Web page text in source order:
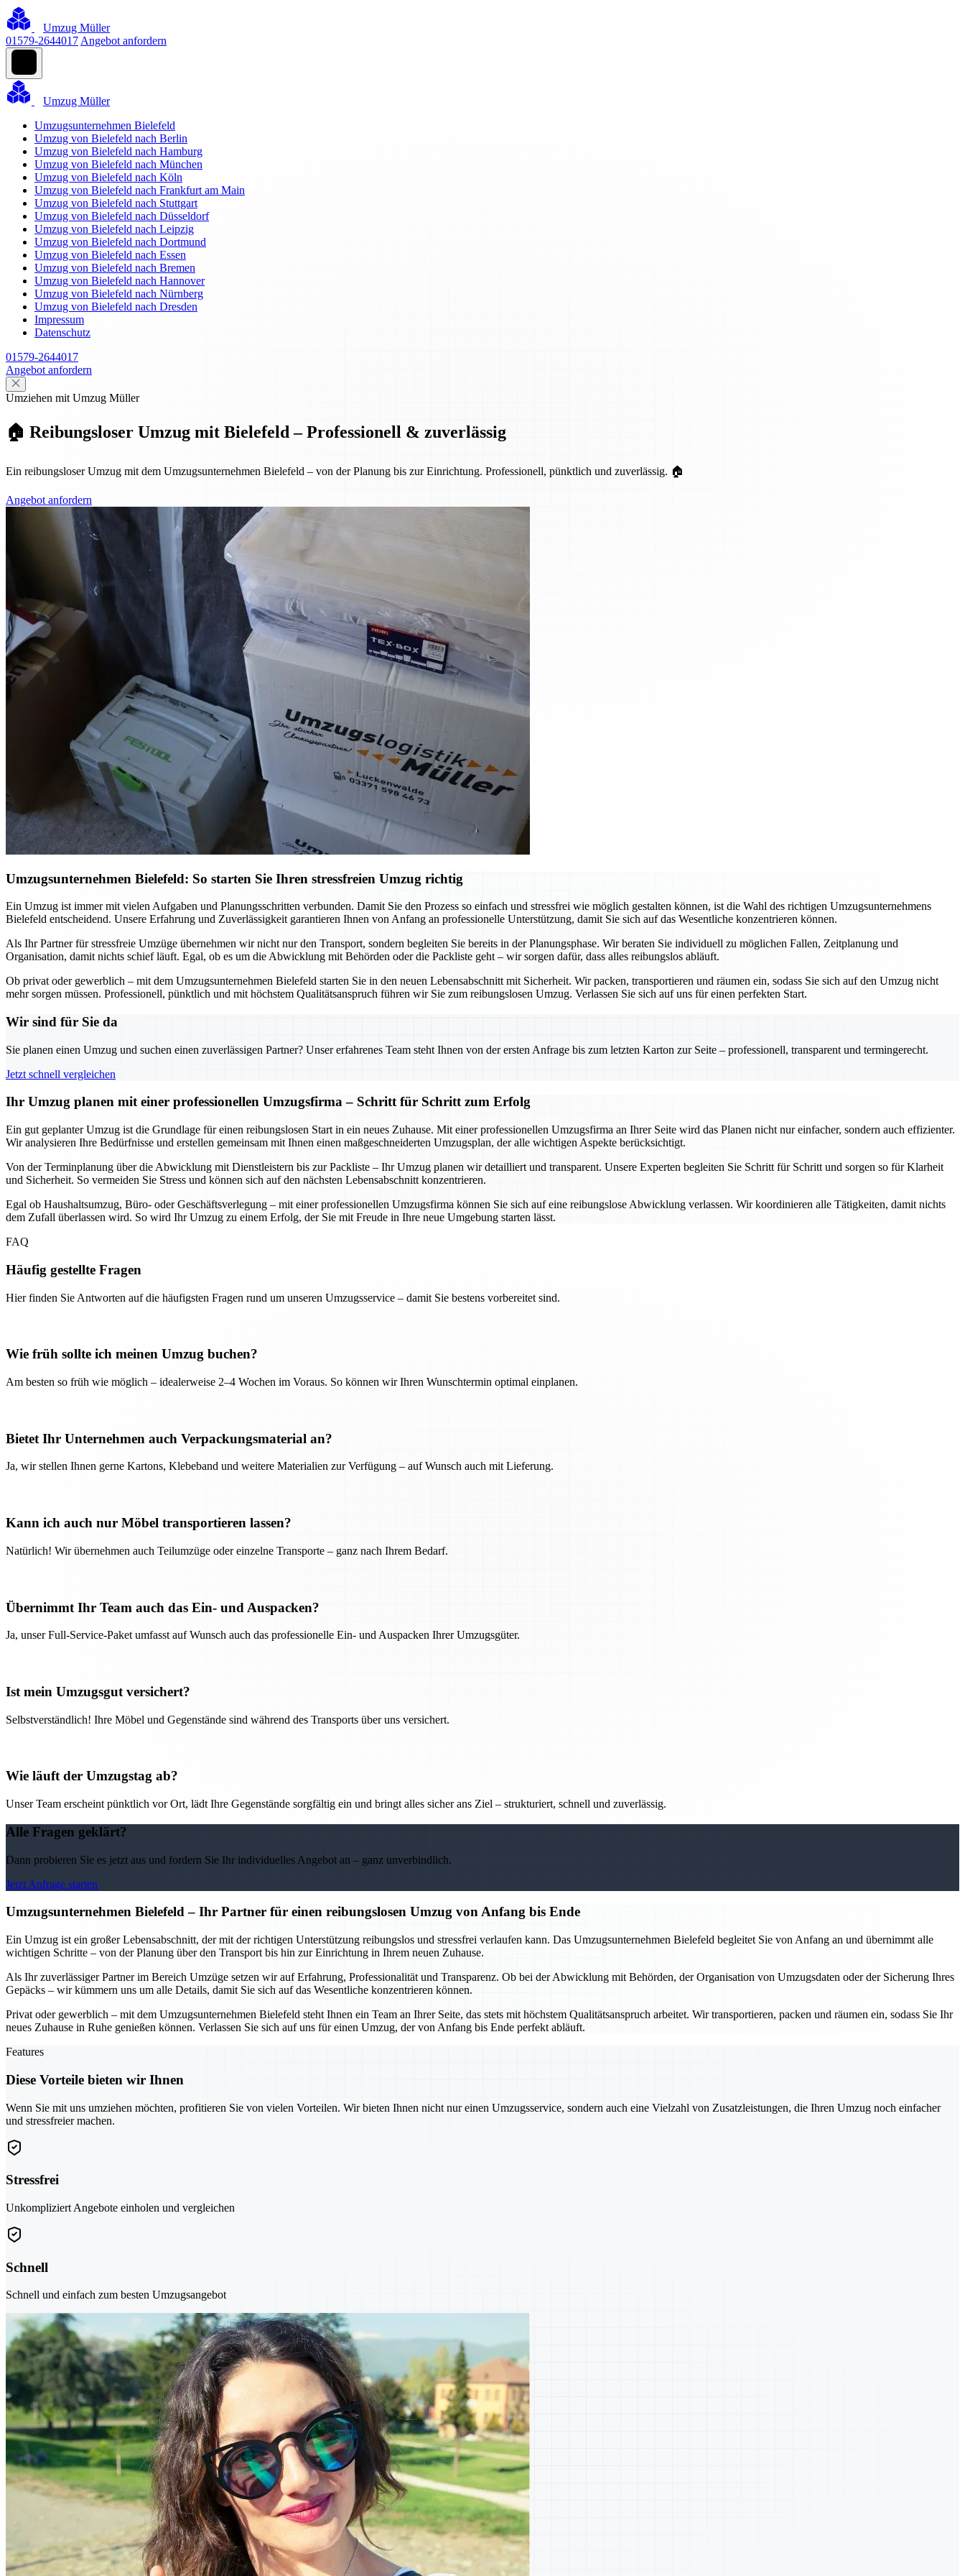
Umzug Müller
01579-2644017 Angebot anfordern
Umzug Müller
Umzugsunternehmen Bielefeld
Umzug von Bielefeld nach Berlin
Umzug von Bielefeld nach Hamburg
Umzug von Bielefeld nach München
Umzug von Bielefeld nach Köln
Umzug von Bielefeld nach Frankfurt am Main
Umzug von Bielefeld nach Stuttgart
Umzug von Bielefeld nach Düsseldorf
Umzug von Bielefeld nach Leipzig
Umzug von Bielefeld nach Dortmund
Umzug von Bielefeld nach Essen
Umzug von Bielefeld nach Bremen
Umzug von Bielefeld nach Hannover
Umzug von Bielefeld nach Nürnberg
Umzug von Bielefeld nach Dresden
Impressum
Datenschutz
01579-2644017
Angebot anfordern
Umziehen mit Umzug Müller
🏠 Reibungsloser Umzug mit Bielefeld – Professionell & zuverlässig
Ein reibungsloser Umzug mit dem Umzugsunternehmen Bielefeld – von der Planung bis zur Einrichtung. Professionell, pünktlich und zuverlässig. 🏠
Angebot anfordern
Umzugsunternehmen Bielefeld: So starten Sie Ihren stressfreien Umzug richtig
Ein Umzug ist immer mit vielen Aufgaben und Planungsschritten verbunden. Damit Sie den Prozess so einfach und stressfrei wie möglich gestalten können, ist die Wahl des richtigen Umzugsunternehmens
Bielefeld entscheidend. Unsere Erfahrung und Zuverlässigkeit garantieren Ihnen von Anfang an professionelle Unterstützung, damit Sie sich auf das Wesentliche konzentrieren können.
Als Ihr Partner für stressfreie Umzüge übernehmen wir nicht nur den Transport, sondern begleiten Sie bereits in der Planungsphase. Wir beraten Sie individuell zu möglichen Fallen, Zeitplanung und
Organisation, damit nichts schief läuft. Egal, ob es um die Abwicklung mit Behörden oder die Packliste geht – wir sorgen dafür, dass alles reibungslos abläuft.
Ob privat oder gewerblich – mit dem Umzugsunternehmen Bielefeld starten Sie in den neuen Lebensabschnitt mit Sicherheit. Wir packen, transportieren und räumen ein, sodass Sie sich auf den Umzug nicht
mehr sorgen müssen. Professionell, pünktlich und mit höchstem Qualitätsanspruch führen wir Sie zum reibungslosen Umzug. Verlassen Sie sich auf uns für einen perfekten Start.
Wir sind für Sie da
Sie planen einen Umzug und suchen einen zuverlässigen Partner? Unser erfahrenes Team steht Ihnen von der ersten Anfrage bis zum letzten Karton zur Seite – professionell, transparent und termingerecht.
Jetzt schnell vergleichen
Ihr Umzug planen mit einer professionellen Umzugsfirma – Schritt für Schritt zum Erfolg
Ein gut geplanter Umzug ist die Grundlage für einen reibungslosen Start in ein neues Zuhause. Mit einer professionellen Umzugsfirma an Ihrer Seite wird das Planen nicht nur einfacher, sondern auch effizienter.
Wir analysieren Ihre Bedürfnisse und erstellen gemeinsam mit Ihnen einen maßgeschneiderten Umzugsplan, der alle wichtigen Aspekte berücksichtigt.
Von der Terminplanung über die Abwicklung mit Dienstleistern bis zur Packliste – Ihr Umzug planen wir detailliert und transparent. Unsere Experten begleiten Sie Schritt für Schritt und sorgen so für Klarheit
und Sicherheit. So vermeiden Sie Stress und können sich auf den nächsten Lebensabschnitt konzentrieren.
Egal ob Haushaltsumzug, Büro- oder Geschäftsverlegung – mit einer professionellen Umzugsfirma können Sie sich auf eine reibungslose Abwicklung verlassen. Wir koordinieren alle Tätigkeiten, damit nichts
dem Zufall überlassen wird. So wird Ihr Umzug zu einem Erfolg, der Sie mit Freude in Ihre neue Umgebung starten lässt.
FAQ
Häufig gestellte Fragen
Hier finden Sie Antworten auf die häufigsten Fragen rund um unseren Umzugsservice – damit Sie bestens vorbereitet sind.
Wie früh sollte ich meinen Umzug buchen?
Am besten so früh wie möglich – idealerweise 2–4 Wochen im Voraus. So können wir Ihren Wunschtermin optimal einplanen.
Bietet Ihr Unternehmen auch Verpackungsmaterial an?
Ja, wir stellen Ihnen gerne Kartons, Klebeband und weitere Materialien zur Verfügung – auf Wunsch auch mit Lieferung.
Kann ich auch nur Möbel transportieren lassen?
Natürlich! Wir übernehmen auch Teilumzüge oder einzelne Transporte – ganz nach Ihrem Bedarf.
Übernimmt Ihr Team auch das Ein- und Auspacken?
Ja, unser Full-Service-Paket umfasst auf Wunsch auch das professionelle Ein- und Auspacken Ihrer Umzugsgüter.
Ist mein Umzugsgut versichert?
Selbstverständlich! Ihre Möbel und Gegenstände sind während des Transports über uns versichert.
Wie läuft der Umzugstag ab?
Unser Team erscheint pünktlich vor Ort, lädt Ihre Gegenstände sorgfältig ein und bringt alles sicher ans Ziel – strukturiert, schnell und zuverlässig.
Alle Fragen geklärt?
Dann probieren Sie es jetzt aus und fordern Sie Ihr individuelles Angebot an – ganz unverbindlich.
Jetzt Anfrage starten
Umzugsunternehmen Bielefeld – Ihr Partner für einen reibungslosen Umzug von Anfang bis Ende
Ein Umzug ist ein großer Lebensabschnitt, der mit der richtigen Unterstützung reibungslos und stressfrei verlaufen kann. Das Umzugsunternehmen Bielefeld begleitet Sie von Anfang an und übernimmt alle
wichtigen Schritte – von der Planung über den Transport bis hin zur Einrichtung in Ihrem neuen Zuhause.
Als Ihr zuverlässiger Partner im Bereich Umzüge setzen wir auf Erfahrung, Professionalität und Transparenz. Ob bei der Abwicklung mit Behörden, der Organisation von Umzugsdaten oder der Sicherung Ihres
Gepäcks – wir kümmern uns um alle Details, damit Sie sich auf das Wesentliche konzentrieren können.
Privat oder gewerblich – mit dem Umzugsunternehmen Bielefeld steht Ihnen ein Team an Ihrer Seite, das stets mit höchstem Qualitätsanspruch arbeitet. Wir transportieren, packen und räumen ein, sodass Sie Ihr
neues Zuhause in Ruhe genießen können. Verlassen Sie sich auf uns für einen Umzug, der von Anfang bis Ende perfekt abläuft.
Features
Diese Vorteile bieten wir Ihnen
Wenn Sie mit uns umziehen möchten, profitieren Sie von vielen Vorteilen. Wir bieten Ihnen nicht nur einen Umzugsservice, sondern auch eine Vielzahl von Zusatzleistungen, die Ihren Umzug noch einfacher
und stressfreier machen.
Stressfrei
Unkompliziert Angebote einholen und vergleichen
Schnell
Schnell und einfach zum besten Umzugsangebot